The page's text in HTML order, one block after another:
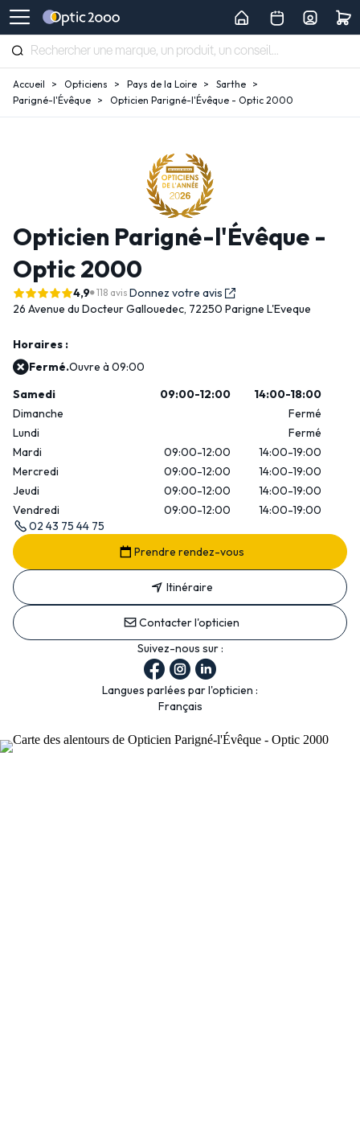
Accueil Opticiens Pays de la Loire
Sarthe
Parigné-l'Évêque
Opticien Parigné-l'Évêque - Optic 2000
Opticien Parigné-l'Évêque -
Optic 2000
4,9 118 avis Donnez votre avis
26 Avenue du Docteur Gallouedec, 72250 Parigne L'Eveque
Horaires :
Fermé.Ouvre à 09:00
Samedi
09:00-12:00
14:00-18:00
Dimanche
Fermé
Lundi
Fermé
Mardi
09:00-12:00
14:00-19:00
Mercredi
09:00-12:00
14:00-19:00
Jeudi
09:00-12:00
14:00-19:00
Vendredi
09:00-12:00
14:00-19:00
02 43 75 44 75
Prendre rendez-vous
Itinéraire
Contacter l'opticien
Suivez-nous sur :
Langues parlées par l'opticien :
Français